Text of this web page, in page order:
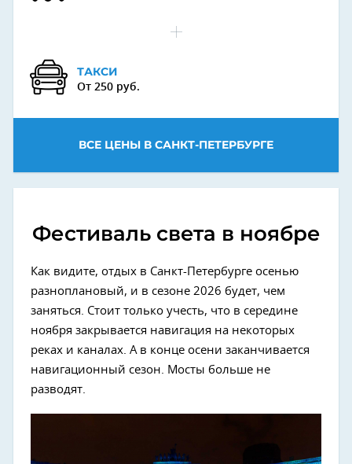
ТАКСИ
От 250 руб.
ВСЕ ЦЕНЫ В САНКТ-ПЕТЕРБУРГЕ
Фестиваль света в ноябре
Как видите, отдых в Санкт-Петербурге осенью
разноплановый, и в сезоне 2026 будет, чем
заняться. Стоит только учесть, что в середине
ноября закрывается навигация на некоторых
реках и каналах. А в конце осени заканчивается
навигационный сезон. Мосты больше не
разводят.